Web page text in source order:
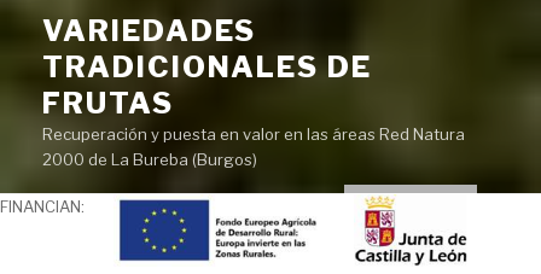
VARIEDADES
TRADICIONALES DE
FRUTAS
Recuperación y puesta en valor en las áreas Red Natura
2000 de La Bureba (Burgos)
FINANCIAN: